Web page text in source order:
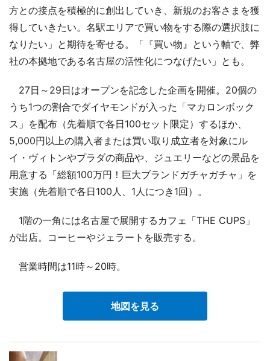
方との接点を積極的に創出していき、新規のお客さまを獲
得していきたい。名駅エリアで買い物をする際の選択肢に
なりたい」と期待を寄せる。「『買い物』という軸で、弊
社の本拠地である名古屋の活性化につなげたい」とも。
27日～29日はオープンを記念した企画を開催。20個の
うち1つの割合でダイヤモンドが入った「マカロンボック
ス」を配布（先着順で各日100セット限定）するほか、
5,000円以上の購入者または買い取り成立者を対象にル
イ・ヴィトンやプラダの商品や、ジュエリーなどの景品を
用意する「総額100万円！巨大ブランドガチャガチャ」を
実施（先着順で各日100人、1人につき1回）。
1階の一角には名古屋で展開するカフェ「THE CUPS」
が出店。コーヒーやジェラートを販売する。
営業時間は11時～20時。
地図を見る